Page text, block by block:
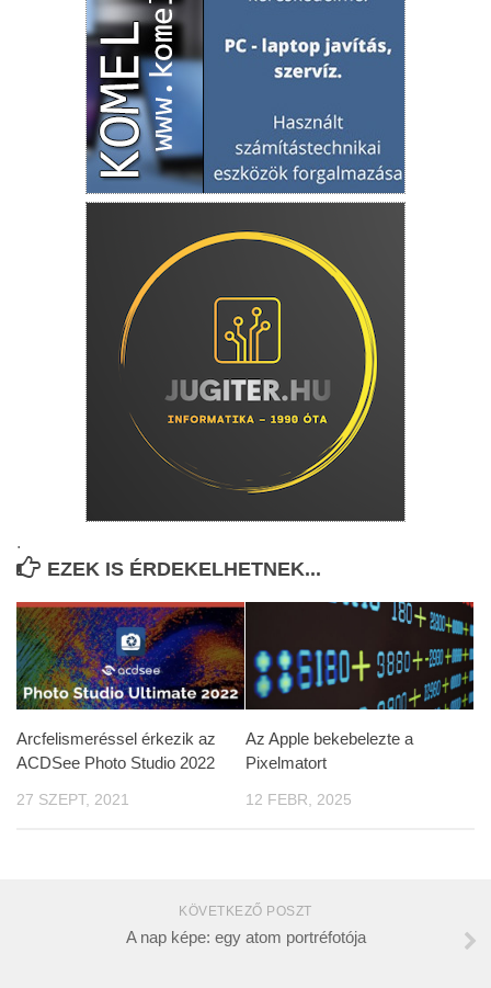
.
EZEK IS ÉRDEKELHETNEK...
Arcfelismeréssel érkezik az
ACDSee Photo Studio 2022
27 SZEPT, 2021
Az Apple bekebelezte a
Pixelmatort
12 FEBR, 2025
KÖVETKEZŐ POSZT
A nap képe: egy atom portréfotója